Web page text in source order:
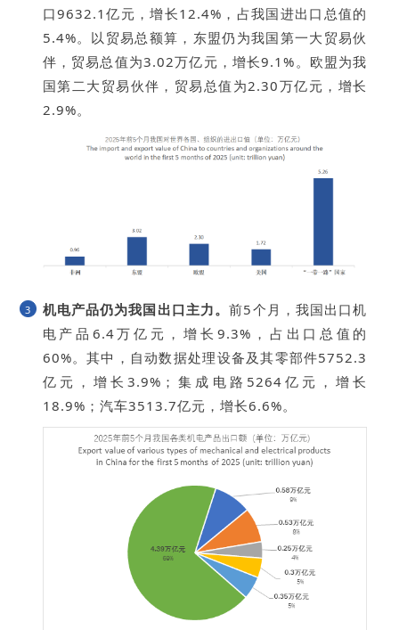
口9632.1亿元，增长12.4%，占我国进出口总值的
5.4%。以贸易总额算，东盟仍为我国第一大贸易伙
伴，贸易总值为3.02万亿元，增长9.1%。欧盟为我
国第二大贸易伙伴，贸易总值为2.30万亿元，增长
2.9%。
3 机电产品仍为我国出口主力。前5个月，我国出口机
电产品6.4万亿元，增长9.3%，占出口总值的
60%。其中，自动数据处理设备及其零部件5752.3
亿元，增长3.9%；集成电路5264亿元，增长
18.9%；汽车3513.7亿元，增长6.6%。